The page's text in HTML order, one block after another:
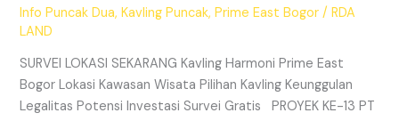
Info Puncak Dua,Kavling Puncak,Prime East Bogor /RDA
LAND
SURVEI LOKASI SEKARANG Kavling Harmoni Prime East
Bogor Lokasi Kawasan Wisata Pilihan Kavling Keunggulan
Legalitas Potensi Investasi Survei Gratis PROYEK KE-13 PT